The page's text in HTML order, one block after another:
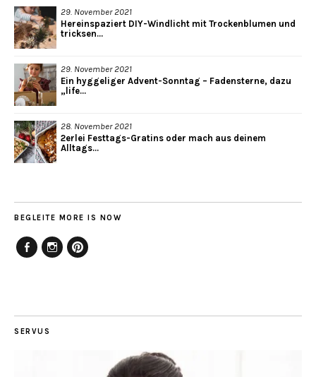
29. November 2021
Hereinspaziert DIY-Windlicht mit Trockenblumen und
tricksen...
29. November 2021
Ein hyggeliger Advent-Sonntag – Fadensterne, dazu
„life...
28. November 2021
2erlei Festtags-Gratins oder mach aus deinem
Alltags...
BEGLEITE MORE IS NOW
SERVUS